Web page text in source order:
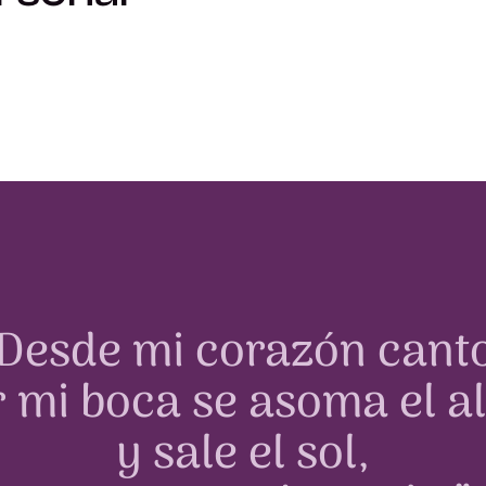
mi corazón
boca se asoma el
y sale el sol,